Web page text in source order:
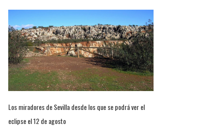
Los miradores de Sevilla desde los que se podrá ver el
eclipse el 12 de agosto